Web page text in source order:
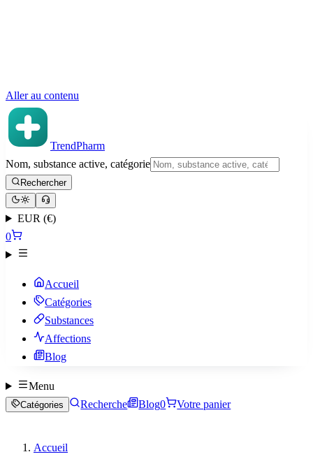
Aller au contenu
TrendPharm
Nom, substance active, catégorie
Rechercher
EUR (€)
0
Accueil
Catégories
Substances
Affections
Blog
Menu
Catégories Recherche Blog0 Votre panier
Accueil